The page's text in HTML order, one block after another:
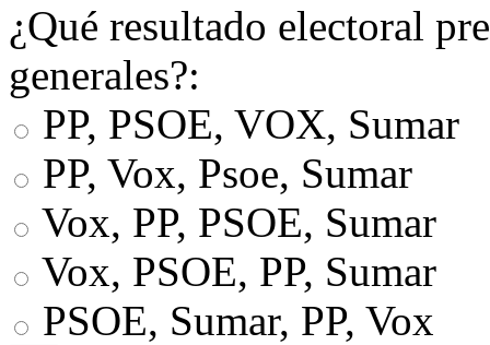
¿Qué resultado electoral
generales?:
PP, PSOE, VOX, Sumar
PP, Vox, Psoe, Sumar
Vox, PP, PSOE, Sumar
Vox, PSOE, PP, Sumar
PSOE, Sumar, PP, Vox